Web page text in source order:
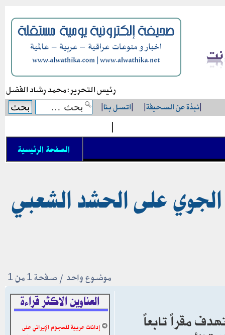
رئيس التحرير: محمد رشاد الفضل
|نبذة عن الصحيفة|
|اتصل بنا|
|
الصفحة الرئيسية
الجوي على الحشد الشعبي
موضوع واحد • صفحة1من1
مقراً تابعاً
العناوين الاكثر قراءة
إدانات عربية للهجوم الإيراني على